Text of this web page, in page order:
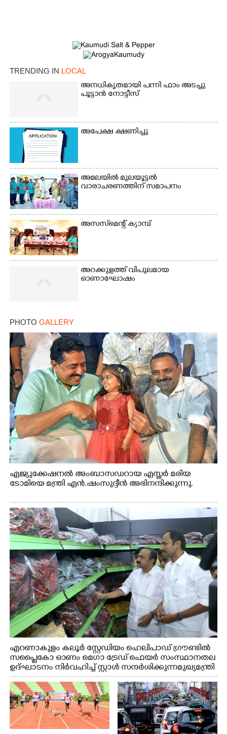
TRENDING IN LOCAL
അനധികൃതമായി പന്നി ഫാം അടച്ചു
പൂട്ടാൻ നോട്ടീസ്
അപേക്ഷ ക്ഷണിച്ചു
അമലയിൽ മുലയൂട്ടൽ
വാരാചരണത്തിന് സമാപനം
അസസ്‌മെന്റ് ക്യാമ്പ്
അറക്കുളത്ത് വിപുലമായ
ഓണാഘോഷം
PHOTO GALLERY
എജ്യുക്കേഷനൽ അംബാസഡറായ എസ്തർ മരിയ
ടോമിയെ മന്ത്രി എൻ.ഷംസുദ്ദീൻ അഭിനന്ദിക്കുന്നു.
എറണാകുളം കലൂർ സ്റ്റേഡിയം ഹെലിപാഡ് ഗ്രൗണ്ടിൽ
സപ്ളൈകോ ഓണം മെഗാ ട്രേഡ് ഫെയർ സംസ്ഥാനതല
ഉദ്ഘാടനം നിർവഹിച്ച് സ്റ്റാൾ സന്ദർശിക്കുന്ന മുഖ്യമന്ത്രി
വി.ഡി. സതീശൻ. മന്ത്രി അനൂപ് ജേക്കബ് സമീപം
Share this link
Copy Link